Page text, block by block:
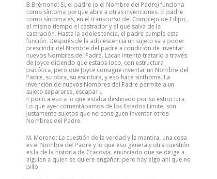
B.Brémond: Si, el padre (o el Nombre del Padre) funciona
como síntoma porque abre a otras invenciones. El padre
como síntoma es, en el transcurso del Complejo de Edipo,
al mismo tiempo el castrador y el que salva de la
castración. Hasta la adolescencia, el padre cumple esta
función. Después de la adolescencia un sujeto va a poder
prescindir del Nombre del padre a condición de inventar
nuevos Nombres del Padre. Lacan intentó tratarlo a través
de Joyce diciendo que estaba loco, con estructura
psicótica, pero que Joyce consigue inventar un Nombre del
Padre, su obra, su escritura, y eso hace sinthome. La
invención de nuevos Nombres del Padre permite a un
sujeto separarse, escapar u
n poco a eso a lo que estaba destinado por su estructura.
Lo que ayer comentábamos de los Estados Límite, son
justamente sujetos que no consiguen inventar otros
Nombres del Padre.
M. Moreno: La cuestión de la verdad y la mentira, una cosa
es el Nombre del Padre y lo que eso genera y otra cuestión
es la de la historia de Cracovia, enunciado que se dirige a
alguien a quien se quiere engañar, pero hay algo ahí que no
pillo.